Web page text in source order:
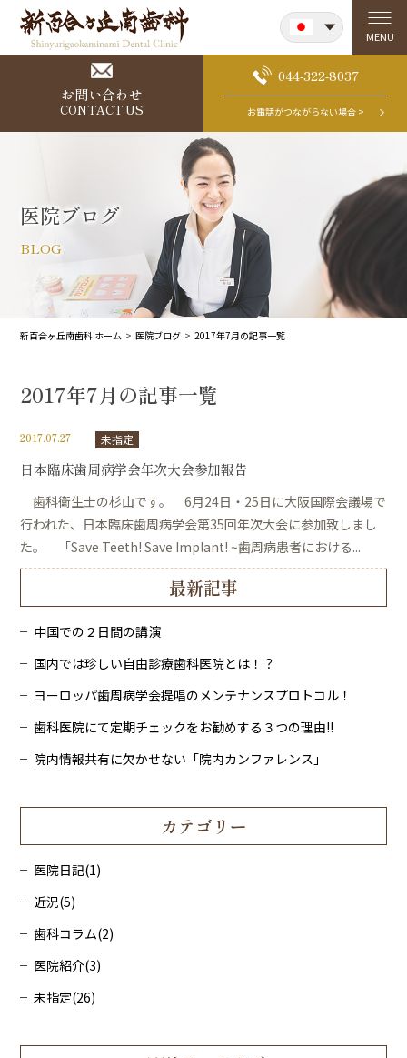
English
MENU
お問い合わせ
CONTACT US
044-322-8037
お電話がつながらない場合 >
医院ブログ
BLOG
新百合ヶ丘南歯科 ホーム 医院ブログ 2017年7月の記事一覧
2017年7月の記事一覧
2017.07.27 未指定
日本臨床歯周病学会年次大会参加報告
歯科衛生士の杉山です。 6月24日・25日に大阪国際会議場で
行われた、日本臨床歯周病学会第35回年次大会に参加致しまし
た。 「Save Teeth! Save Implant! ~歯周病患者における...
最新記事
中国での２日間の講演
国内では珍しい自由診療歯科医院とは！？
ヨーロッパ歯周病学会提唱のメンテナンスプロトコル！
歯科医院にて定期チェックをお勧めする３つの理由!!
院内情報共有に欠かせない「院内カンファレンス」
カテゴリー
医院日記(1)
近況(5)
歯科コラム(2)
医院紹介(3)
未指定(26)